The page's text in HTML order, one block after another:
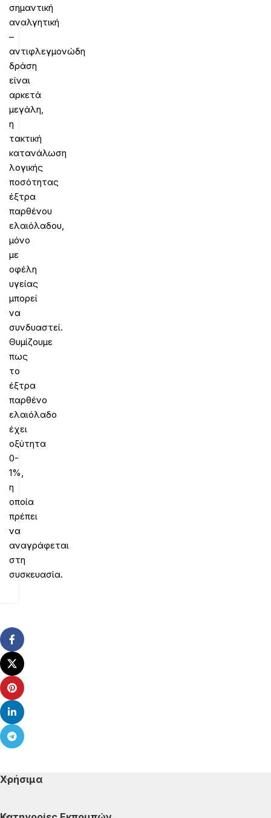
σημαντική
αναλγητική
–
αντιφλεγμονώδη
δράση
είναι
αρκετά
μεγάλη,
η
τακτική
κατανάλωση
λογικής
ποσότητας
έξτρα
παρθένου
ελαιόλαδου,
μόνο
με
οφέλη
υγείας
μπορεί
να
συνδυαστεί.
Θυμίζουμε
πως
το
έξτρα
παρθένο
ελαιόλαδο
έχει
οξύτητα
0-
1%,
η
οποία
πρέπει
να
αναγράφεται
στη
συσκευασία.
Χρήσιμα